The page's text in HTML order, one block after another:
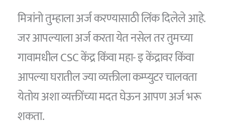
मित्रांनो तुम्हाला अर्ज करण्यासाठी लिंक दिलेले आहे.
जर आपल्याला अर्ज करता येत नसेल तर तुमच्या
गावामधील CSC केंद्र किंवा महा- इ केंद्रावर किंवा
आपल्या घरातील ज्या व्यक्तीला कम्प्युटर चालवता
येतोय अशा व्यक्तींच्या मदत घेऊन आपण अर्ज भरू
शकता.